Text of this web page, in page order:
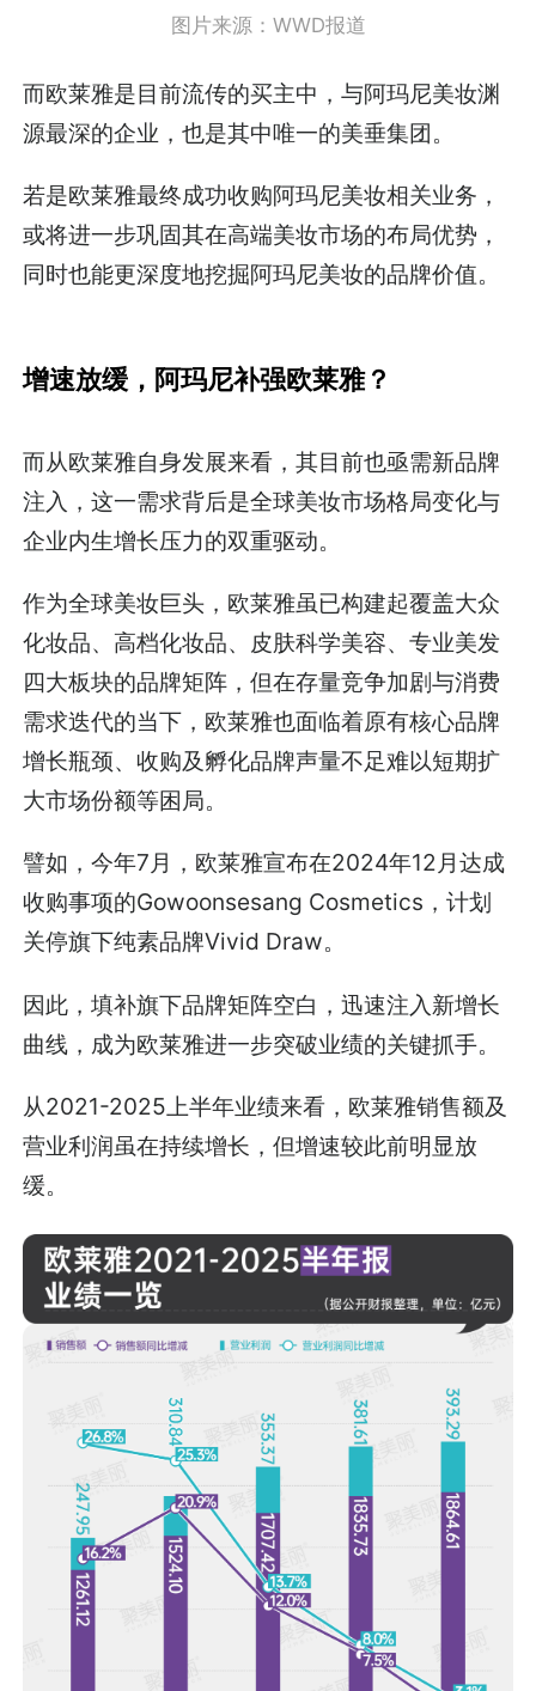
图片来源：WWD报道
而欧莱雅是目前流传的买主中，与阿玛尼美妆渊
源最深的企业，也是其中唯一的美垂集团。
若是欧莱雅最终成功收购阿玛尼美妆相关业务，
或将进一步巩固其在高端美妆市场的布局优势，
同时也能更深度地挖掘阿玛尼美妆的品牌价值。
增速放缓，阿玛尼补强欧莱雅？
而从欧莱雅自身发展来看，其目前也亟需新品牌
注入，这一需求背后是全球美妆市场格局变化与
企业内生增长压力的双重驱动。
作为全球美妆巨头，欧莱雅虽已构建起覆盖大众
化妆品、高档化妆品、皮肤科学美容、专业美发
四大板块的品牌矩阵，但在存量竞争加剧与消费
需求迭代的当下，欧莱雅也面临着原有核心品牌
增长瓶颈、收购及孵化品牌声量不足难以短期扩
大市场份额等困局。
譬如，今年7月，欧莱雅宣布在2024年12月达成
收购事项的Gowoonsesang Cosmetics，计划
关停旗下纯素品牌Vivid Draw。
因此，填补旗下品牌矩阵空白，迅速注入新增长
曲线，成为欧莱雅进一步突破业绩的关键抓手。
从2021-2025上半年业绩来看，欧莱雅销售额及
营业利润虽在持续增长，但增速较此前明显放
缓。